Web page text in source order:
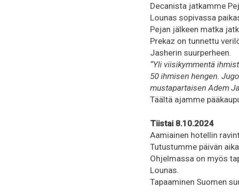
Decanista jatkamme
Lounas sopivassa
Pejan jälkeen matka
Prekaz on tunnettu
Jasherin suurperheen.
“Yli viisikymmentä
50 ihmisen hengen.
mustapartaisen Adem
Täältä ajamme
Tiistai 8.10.2024
Aamiainen hotellin
Tutustumme päivän
Ohjelmassa on myös
Lounas.
Tapaaminen Suomen